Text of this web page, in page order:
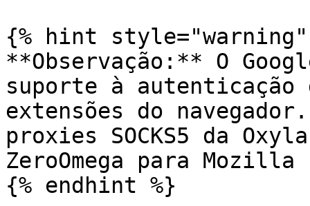
{% hint style="warning"
**Observação:** O
suporte à autenticação
extensões do
proxies SOCKS5 da
ZeroOmega para
{% endhint %}